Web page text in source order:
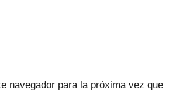
navegador para la próxima vez que